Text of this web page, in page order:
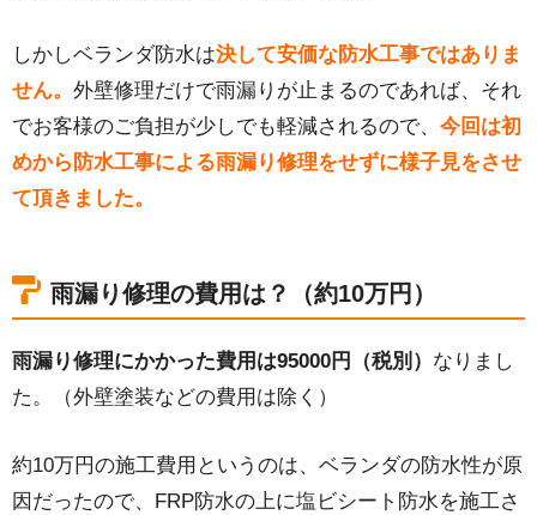
しかしベランダ防水は決して安価な防水工事ではありま
せん。 外壁修理だけで雨漏りが止まるのであれば、それ
でお客様のご負担が少しでも軽減されるので、 今回は初
めから防水工事による雨漏り修理をせずに様子見をさせ
て頂きました。
雨漏り修理の費用は？（約10万円）
雨漏り修理にかかった費用は95000円（税別） なりまし
た。（外壁塗装などの費用は除く）
約10万円の施工費用というのは、ベランダの防水性が原
因だったので、FRP防水の上に塩ビシート防水を施工さ